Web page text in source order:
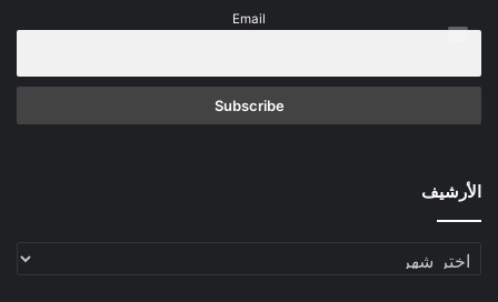
Email
الأرشيف
الأرشيف